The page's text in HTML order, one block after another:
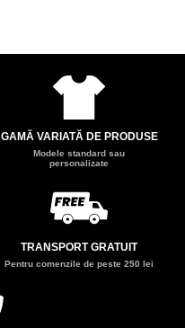
GAMĂ VARIATĂ DE PRODUSE
Modele standard sau
personalizate
TRANSPORT GRATUIT
Pentru comenzile de peste 250 lei